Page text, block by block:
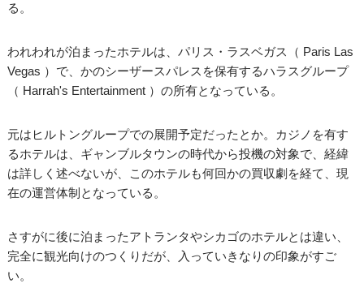
る。
われわれが泊まったホテルは、パリス・ラスベガス（ Paris Las
Vegas ）で、かのシーザースパレスを保有するハラスグループ
（ Harrah's Entertainment ）の所有となっている。
元はヒルトングループでの展開予定だったとか。カジノを有す
るホテルは、ギャンブルタウンの時代から投機の対象で、経緯
は詳しく述べないが、このホテルも何回かの買収劇を経て、現
在の運営体制となっている。
さすがに後に泊まったアトランタやシカゴのホテルとは違い、
完全に観光向けのつくりだが、入っていきなりの印象がすご
い。